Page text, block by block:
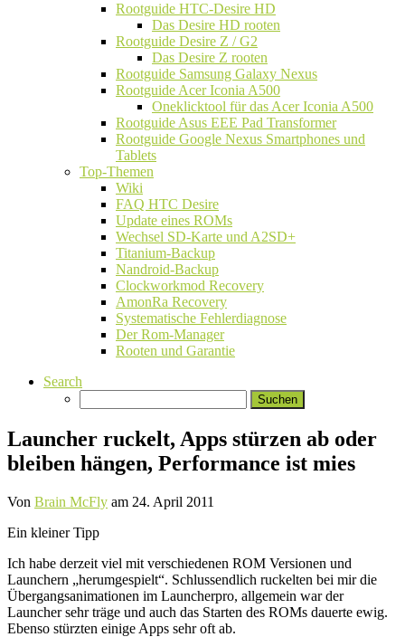
Rootguide HTC-Desire HD
Das Desire HD rooten
Rootguide Desire Z / G2
Das Desire Z rooten
Rootguide Samsung Galaxy Nexus
Rootguide Acer Iconia A500
Oneklicktool für das Acer Iconia A500
Rootguide Asus EEE Pad Transformer
Rootguide Google Nexus Smartphones und
Tablets
Top-Themen
Wiki
FAQ HTC Desire
Update eines ROMs
Wechsel SD-Karte und A2SD+
Titanium-Backup
Nandroid-Backup
Clockworkmod Recovery
AmonRa Recovery
Systematische Fehlerdiagnose
Der Rom-Manager
Rooten und Garantie
Search
nach:
Launcher ruckelt, Apps stürzen ab oder
bleiben hängen, Performance ist mies
Von Brain McFly am 24. April 2011
Ein kleiner Tipp
Ich habe derzeit viel mit verschiedenen ROM Versionen und
Launchern „herumgespielt“. Schlussendlich ruckelten bei mir die
Übergangsanimationen im Launcherpro, allgemein war der
Launcher sehr träge und auch das Starten des ROMs dauerte ewig.
Ebenso stürzten einige Apps sehr oft ab.